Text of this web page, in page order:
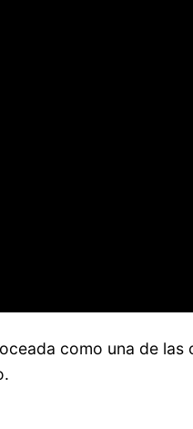
como una de las